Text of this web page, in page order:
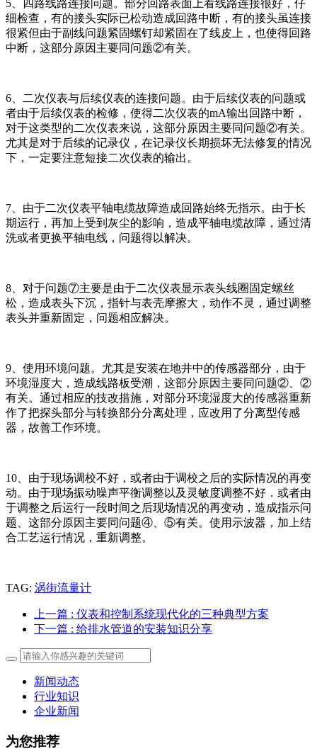
5、四路线路连接问题。部分回路表面上看线路连接很好，仔
细检查，有的接头实际已松动造成回路中断，有的接头虽连接
很紧但由于副线问题紧固螺钉却紧固在了线皮上，也使得回路
中断，这部分原因主要同问题②有关。
6、二次仪表与后续仪表的连接问题。由于后续仪表的问题或
者由于后续仪表的检修，使得二次仪表的mA输出回路中断，
对于这类型的二次仪表来说，这部分原因主要同问题②有关。
尤其是对于后续的记录仪，在记录仪长期损坏无法修复的情况
下，一定要注意短接二次仪表的输出。
7、由于二次仪表平轴电缆故障造成回路始终无指示。由于长
期运行，再加上受到灰尘的影响，造成平轴电缆故障，通过清
洗或者更换平轴电线，问题得以解决。
8、对于问题⑦主要是由于二次仪表显示表头线圈固定螺丝
松，造成表头下沉，指针与表壳摩擦大，动作不灵，通过调整
表头并重新固定，问题相应解决。
9、使用环境问题。尤其是安装在地井中的传感器部分，由于
环境湿度大，造成线路板受潮，这部分原因主要同问题②、②
有关。通过相应的技改措施，对部分环境湿度大的传感器重新
作了把探头部分与转换部分分离处理，应改用了分离型传感
器，故善工作环境。
10、由于现场调校不好，或者由于调校之后的实际情况的再变
动。由于现场振动噪声平衡调整以及灵敏度调整不好．或者由
于调整之后运行一段时间之后现场情况的再变动，造成指示问
题、这部分原因主要同问题④、⑤有关。使用示波器，加上结
合工艺运行情况，重新调整。
TAG: 涡街流量计
上一篇 : 仪表和控制系统现代化的三种典型方案
下一篇 : 给排水管道的安装知识分享
新闻动态
行业知识
企业新闻
为您推荐